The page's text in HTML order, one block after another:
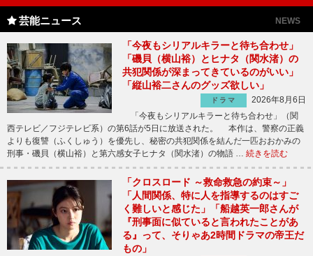
芸能ニュース NEWS
「今夜もシリアルキラーと待ち合わせ」
「磯貝（横山裕）とヒナタ（関水渚）の
共犯関係が深まってきているのがいい」
「縦山裕二さんのグッズ欲しい」
ドラマ
2026年8月6日
「今夜もシリアルキラーと待ち合わせ」（関
西テレビ／フジテレビ系）の第6話が5日に放送された。 本作は、警察の正義
よりも復讐（ふくしゅう）を優先し、秘密の共犯関係を結んだ一匹おおかみの
刑事・磯貝（横山裕）と第六感女子ヒナタ（関水渚）の物語 … 続きを読む
「クロスロード ～救命救急の約束～」
「人間関係、特に人を指導するのはすご
く難しいと感じた」「船越英一郎さんが
『刑事面に似ていると言われたことがあ
る』って、そりゃあ2時間ドラマの帝王だ
もの」